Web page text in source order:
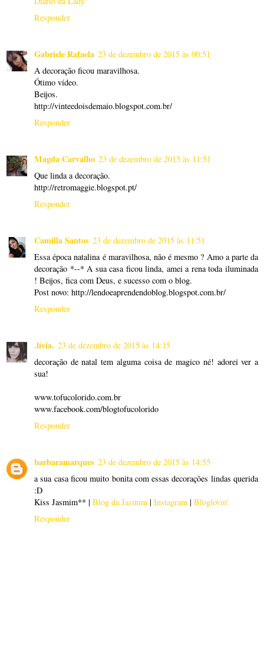
Responder
Gabriele Rafaela 23 de dezembro de 2015 às 00:51
A decoração ficou maravilhosa.
Ótimo vídeo.
Beijos.
http://vinteedoisdemaio.blogspot.com.br/
Responder
Magda Carvalho 23 de dezembro de 2015 às 11:51
Que linda a decoração.
http://retromaggie.blogspot.pt/
Responder
Camilla Santos 23 de dezembro de 2015 às 11:51
Essa época natalina é maravilhosa, não é mesmo ? Amo a parte da
decoração *--* A sua casa ficou linda, amei a rena toda iluminada
! Beijos, fica com Deus, e sucesso com o blog.
Post novo: http://lendoeaprendendoblog.blogspot.com.br/
Responder
.lívia. 23 de dezembro de 2015 às 14:15
decoração de natal tem alguma coisa de magico né! adorei ver a
sua!
www.tofucolorido.com.br
www.facebook.com/blogtofucolorido
Responder
barbaramarques 23 de dezembro de 2015 às 14:55
a sua casa ficou muito bonita com essas decorações lindas querida
:D
Kiss Jasmim** | Blog da Jasmim | Instagram | Bloglovin'
Responder